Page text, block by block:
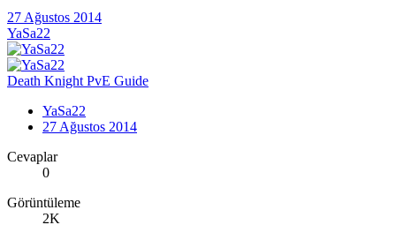
27 Ağustos 2014
YaSa22
Death Knight PvE Guide
YaSa22
27 Ağustos 2014
Cevaplar
0
Görüntüleme
2K